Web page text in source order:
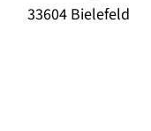
33604 Bielefeld